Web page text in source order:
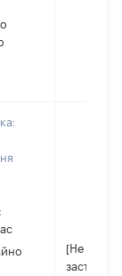
[Не